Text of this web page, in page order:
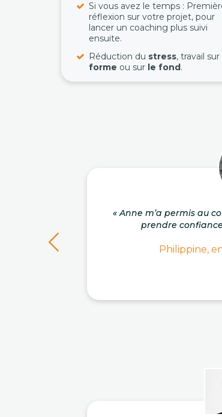
Si vous avez le temps :
réflexion sur votre projet, pour
lancer un coaching plus suivi
ensuite.
Réduction du stress, travail sur
forme ou sur le fond.
« Anne m’a permis au
prendre
Philippine,